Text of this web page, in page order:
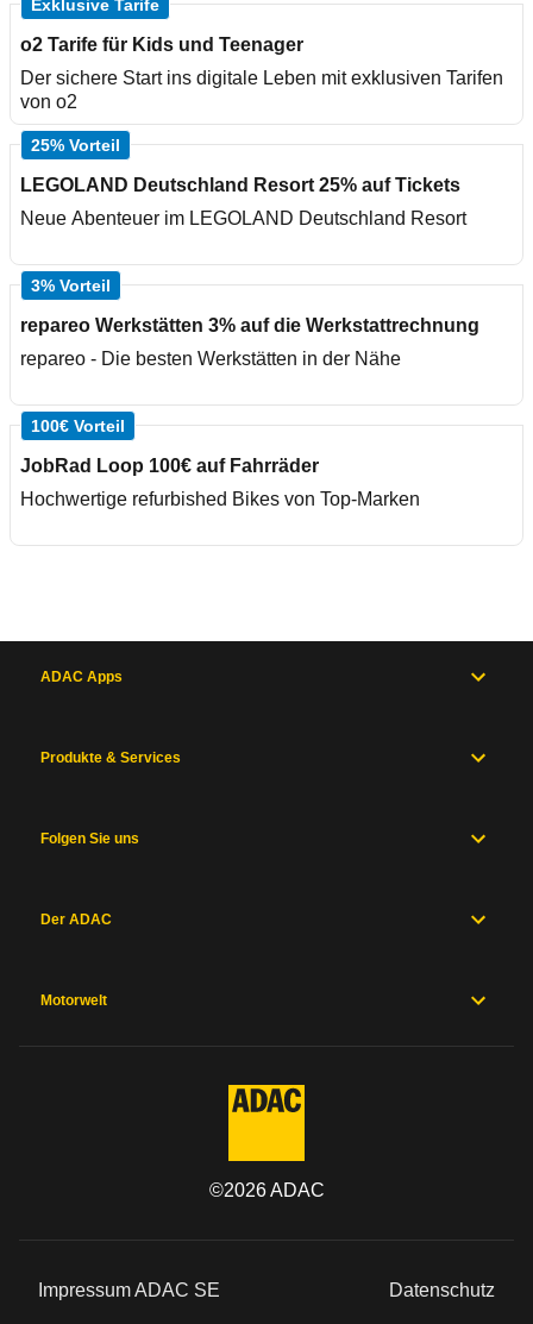
Exklusive Tarife
o2 Tarife für Kids und Teenager
Der sichere Start ins digitale Leben mit exklusiven Tarifen
von o2
25% Vorteil
LEGOLAND Deutschland Resort 25% auf Tickets
Neue Abenteuer im LEGOLAND Deutschland Resort
3% Vorteil
repareo Werkstätten 3% auf die Werkstattrechnung
repareo - Die besten Werkstätten in der Nähe
100€ Vorteil
JobRad Loop 100€ auf Fahrräder
Hochwertige refurbished Bikes von Top-Marken
ADAC Apps
Produkte & Services
Folgen Sie uns
Der ADAC
Motorwelt
©2026ADAC
Impressum ADAC SE Datenschutz